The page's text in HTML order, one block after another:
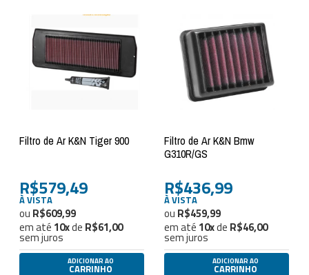
Filtro de Ar K&N Tiger 900
R$579,49
À VISTA
R$609,99
em até 10xde R$61,00
sem juros
ADICIONAR AO
CARRINHO
Filtro de Ar K&N Bmw
G310R/GS
R$436,99
À VISTA
R$459,99
em até 10xde R$46,00
sem juros
ADICIONAR AO
CARRINHO